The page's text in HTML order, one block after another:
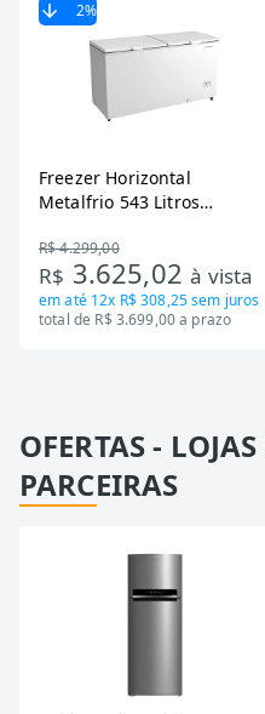
2%
Freezer Horizontal
Metalfrio 543 Litros
Tecnologia Inverter, Branco,
Bivolt
R$ 4.299,00
R$ 3.625,02à vista
em até 12x R$ 308,25sem juros
total de R$ 3.699,00 a prazo
OFERTAS -
PARCEIRAS